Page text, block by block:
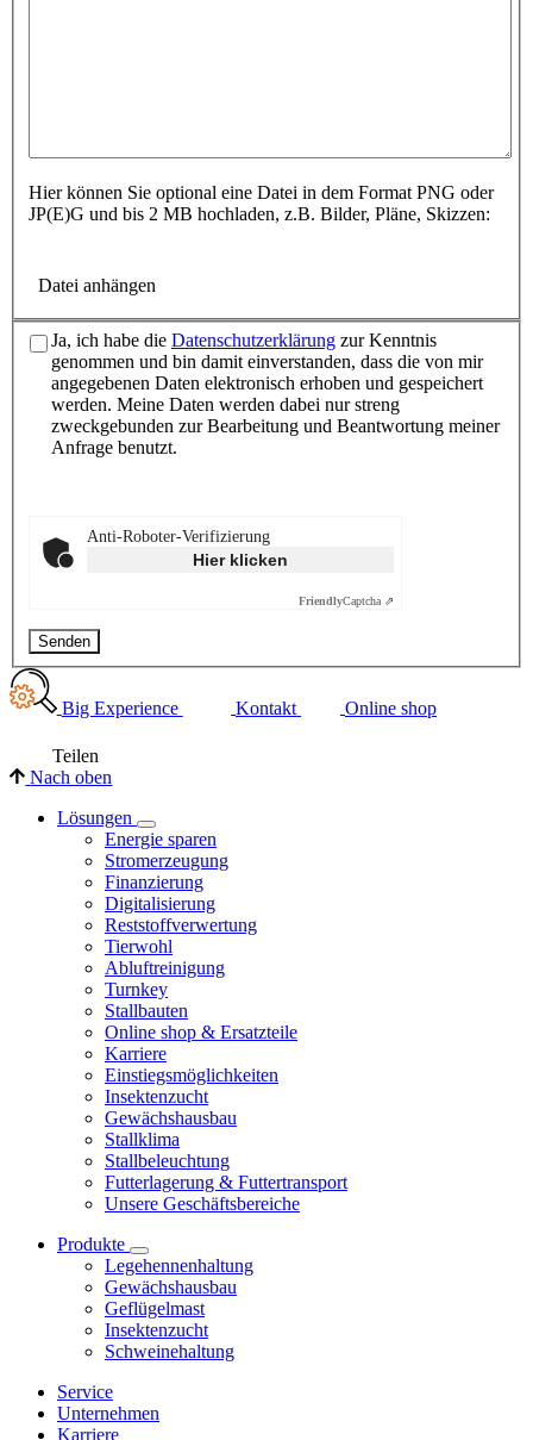
Hier können Sie optional eine Datei in dem Format PNG oder
JP(E)G und bis 2 MB hochladen, z.B. Bilder, Pläne, Skizzen:
Datei anhängen
Ja, ich habe die Datenschutzerklärung zur Kenntnis
genommen und bin damit einverstanden, dass die von mir
angegebenen Daten elektronisch erhoben und gespeichert
werden. Meine Daten werden dabei nur streng
zweckgebunden zur Bearbeitung und Beantwortung meiner
Anfrage benutzt.
Anti-Roboter-Verifizierung
Hier klicken
FriendlyCaptcha ⇗
Senden
Big Experience Kontakt Online shop
Teilen
Nach oben
Lösungen
Energie sparen
Stromerzeugung
Finanzierung
Digitalisierung
Reststoffverwertung
Tierwohl
Abluftreinigung
Turnkey
Stallbauten
Online shop & Ersatzteile
Karriere
Einstiegsmöglichkeiten
Insektenzucht
Gewächshausbau
Stallklima
Stallbeleuchtung
Futterlagerung & Futtertransport
Unsere Geschäftsbereiche
Produkte
Legehennenhaltung
Gewächshausbau
Geflügelmast
Insektenzucht
Schweinehaltung
Service
Unternehmen
Karriere